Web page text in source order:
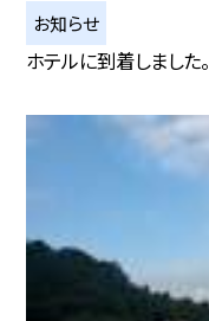
お知らせ
ホテルに到着しました。